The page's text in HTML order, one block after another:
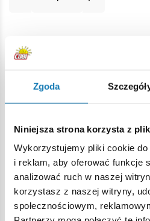
Zgoda
Niniejsza strona korzysta z
Wykorzystujemy pliki cookie
i reklam, aby oferować funkcje
analizować ruch w naszej
korzystasz z naszej witryny,
społecznościowym,
Opis
Strona główna Klocki na sztuki
Ostrzeżenie
Nieodpowiednie dla dzieci w